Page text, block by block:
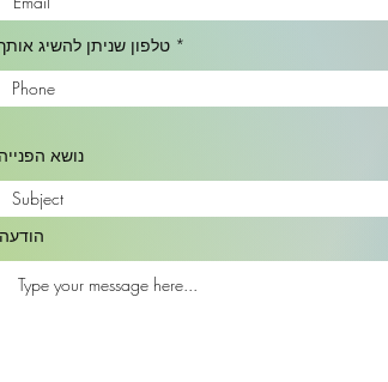
טלפון שניתן להשיג
נושא הפנייה
הודעה